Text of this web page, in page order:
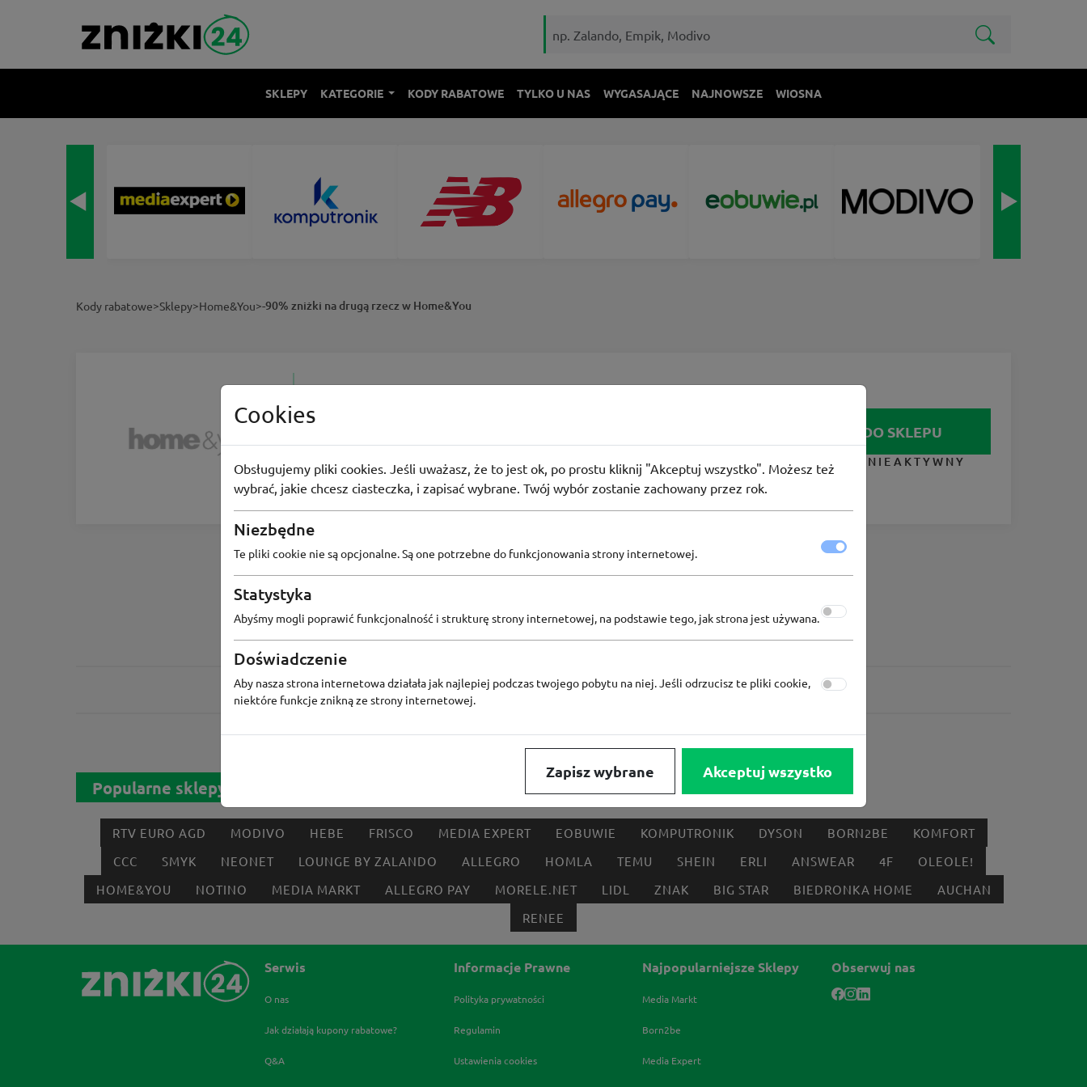
SKLEPY KATEGORIE KODY RABATOWE TYLKO U NAS WYGASAJĄCE NAJNOWSZE WIOSNA
Kody rabatowe>Sklepy>Home&You>-90% zniżki na drugą rzecz w Home&You
Home&You
-90% 14osób użyło PROMO
IDŹ DO SKLEPU
KUPON NIEAKTYWNY
Zobacz inne
KODY RABATOWE HOME&YOU
Popularne sklepy
RTV EURO AGD MODIVO HEBE FRISCO MEDIA EXPERT EOBUWIE KOMPUTRONIK DYSON BORN2BE
KOMFORT
CCC
SMYK NEONET LOUNGE BY ZALANDO ALLEGRO HOMLA TEMU SHEIN ERLI ANSWEAR 4F
OLEOLE!
HOME&YOU
NOTINO MEDIA MARKT ALLEGRO PAY MORELE.NET LIDL ZNAK BIG STAR BIEDRONKA HOME
AUCHAN
RENEE
Serwis
O nas
Jak działają kupony rabatowe?
Q&A
Informacje Prawne
Polityka prywatności
Regulamin
Ustawienia cookies
Najpopularniejsze Sklepy
Media Markt
Born2be
Media Expert
Obserwuj nas
Cookies
Obsługujemy pliki cookies. Jeśli uważasz, że to jest ok, po prostu kliknij "Akceptuj wszystko". Możesz też
wybrać, jakie chcesz ciasteczka, i zapisać wybrane. Twój wybór zostanie zachowany przez rok.
Niezbędne
Te pliki cookie nie są opcjonalne. Są one potrzebne do funkcjonowania strony internetowej.
Statystyka
Abyśmy mogli poprawić funkcjonalność i strukturę strony internetowej, na podstawie tego, jak strona jest używana.
Doświadczenie
Aby nasza strona internetowa działała jak najlepiej podczas twojego pobytu na niej. Jeśli odrzucisz te pliki cookie,
niektóre funkcje znikną ze strony internetowej.
Zapisz wybrane Akceptuj wszystko